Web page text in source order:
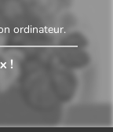
ordinateur.
!